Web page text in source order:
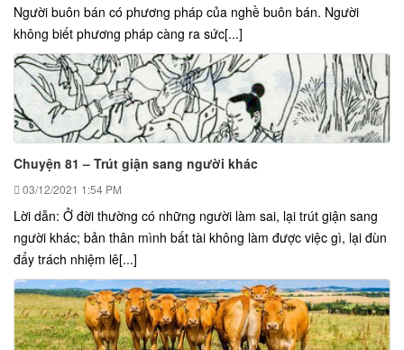
Người buôn bán có phương pháp của nghề buôn bán. Người
không biết phương pháp càng ra sức[...]
Chuyện 81 – Trút giận sang người khác
03/12/2021 1:54 PM
Lời dẫn: Ở đời thường có những người làm sai, lại trút giận sang
người khác; bản thân mình bất tài không làm được việc gì, lại đùn
đẩy trách nhiệm lê[...]